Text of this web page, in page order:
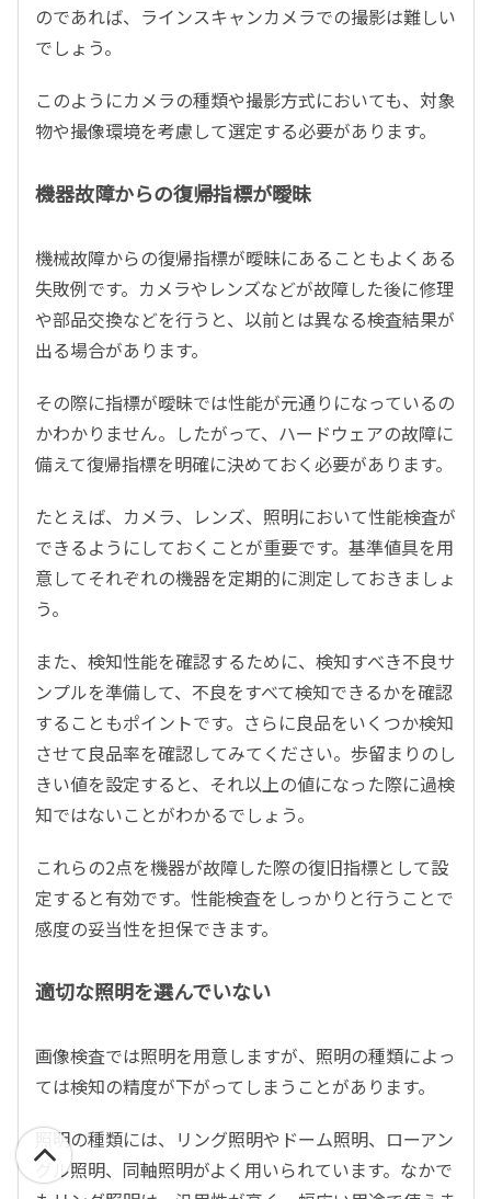
のであれば、ラインスキャンカメラでの撮影は難しい
でしょう。
このようにカメラの種類や撮影方式においても、対象
物や撮像環境を考慮して選定する必要があります。
機器故障からの復帰指標が曖昧
機械故障からの復帰指標が曖昧にあることもよくある
失敗例です。カメラやレンズなどが故障した後に修理
や部品交換などを行うと、以前とは異なる検査結果が
出る場合があります。
その際に指標が曖昧では性能が元通りになっているの
かわかりません。したがって、ハードウェアの故障に
備えて復帰指標を明確に決めておく必要があります。
たとえば、カメラ、レンズ、照明において性能検査が
できるようにしておくことが重要です。基準値具を用
意してそれぞれの機器を定期的に測定しておきましょ
う。
また、検知性能を確認するために、検知すべき不良サ
ンプルを準備して、不良をすべて検知できるかを確認
することもポイントです。さらに良品をいくつか検知
させて良品率を確認してみてください。歩留まりのし
きい値を設定すると、それ以上の値になった際に過検
知ではないことがわかるでしょう。
これらの2点を機器が故障した際の復旧指標として設
定すると有効です。性能検査をしっかりと行うことで
感度の妥当性を担保できます。
適切な照明を選んでいない
画像検査では照明を用意しますが、照明の種類によっ
ては検知の精度が下がってしまうことがあります。
照明の種類には、リング照明やドーム照明、ローアン
グル照明、同軸照明がよく用いられています。なかで